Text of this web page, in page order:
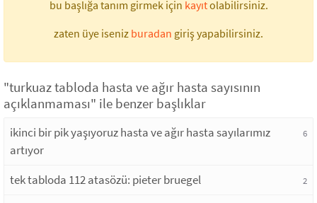
bu başlığa tanım girmek için kayıtolabilirsiniz.
zaten üye iseniz buradan giriş yapabilirsiniz.
"turkuaz tabloda hasta ve ağır hasta sayısının
açıklanmaması" ile benzer başlıklar
ikinci bir pik yaşıyoruz hasta ve ağır hasta sayılarımız
artıyor
6
tek tabloda 112 atasözü: pieter bruegel 2